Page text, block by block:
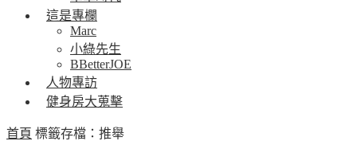
這是專欄
Marc
小綠先生
BBetterJOE
人物專訪
健身房大蒐擊
首頁 標籤存檔：推舉